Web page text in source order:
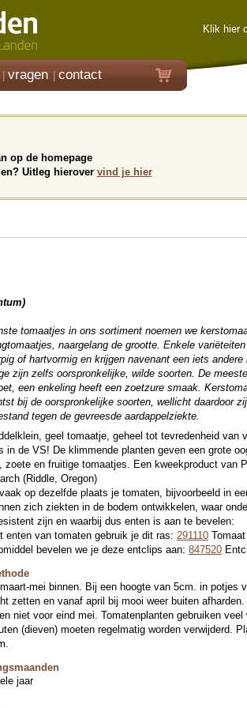
Klik hier
vragen contact
op de homepage
Uitleg hierover vind je hier
tomaatjes in ons sortiment noemen we
naargelang de grootte. Enkele
of hartvormig en krijgen navenant een iets andere
zijn zelfs oorspronkelijke, wilde soorten. De
een enkeling heeft een zoetzure smaak.
bij de oorspronkelijke soorten, wellicht daardoor
tegen de gevreesde aardappelziekte.
geel tomaatje, geheel tot tevredenheid van
in de VS! De klimmende planten geven een grote
zoete en fruitige tomaatjes. Een kweekproduct van
(Riddle, Oregon)
op dezelfde plaats je tomaten, bijvoorbeeld in
zich ziekten in de bodem ontwikkelen, waar
zijn en waarbij dus enten is aan te bevelen:
enten van tomaten gebruik je dit ras: 291110 Tomaat
bevelen we je deze entclips aan: 847520
mei binnen. Bij een hoogte van 5cm. in potjes
zetten en vanaf april bij mooi weer buiten
niet voor eind mei. Tomatenplanten gebruiken veel
(dieven) moeten regelmatig worden verwijderd.
jaar